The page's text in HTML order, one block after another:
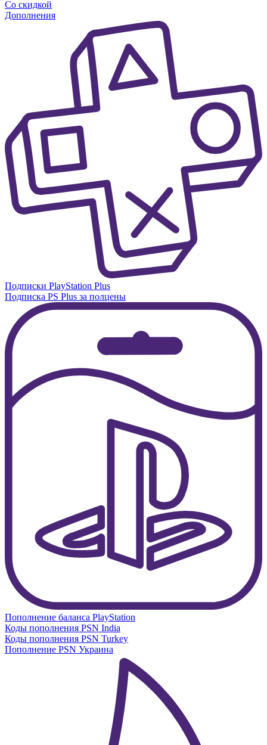
Со скидкой
Дополнения
Подписки PlayStation Plus
Подписка PS Plus за полцены
Пополнение баланса PlayStation
Коды пополнения PSN India
Коды пополнения PSN Turkey
Пополнение PSN Украина